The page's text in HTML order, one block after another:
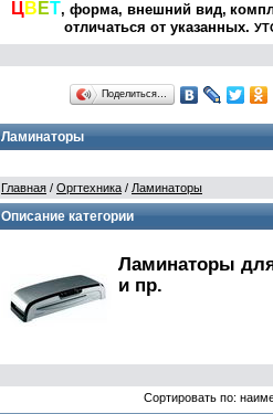
ЦВ ЕТ, форма, внешний вид,
отличаться от указанных.
Поделиться…
Ламинаторы
Главная / Оргтехника / Ламинаторы
Описание категории
Ламинаторы
и пр.
Сортировать по: